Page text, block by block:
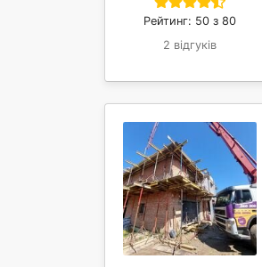
Рейтинг: 50 з 80
2 відгуків